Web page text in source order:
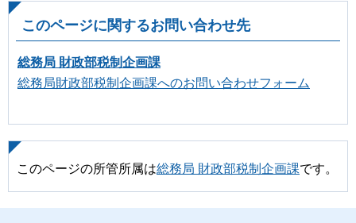
このページに関するお問い合わせ先
総務局 財政部税制企画課
総務局財政部税制企画課へのお問い合わせフォーム
このページの所管所属は総務局 財政部税制企画課です。